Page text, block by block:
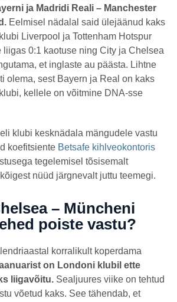
ja Madridi Reali – Manchester
Eelmisel nädalal said ülejäänud kaks
Liverpool ja Tottenham Hotspur
liigas 0:1 kaotuse ning City ja Chelsea
et inglaste au päästa. Lihtne
olema, sest Bayern ja Real on kaks
kellele on võitmine DNA-sse
klubi kesknädala mängudele vastu
koefitsiente Betsafe kihlveokontoris
tegelemisel tõsisemalt
nüüd järgnevalt juttu teemegi.
– Müncheni
poiste vastu?
korralikult koperdama
on Londoni klubil ette
liigavõitu. Sealjuures viike on tehtud
võetud kaks. See tähendab, et